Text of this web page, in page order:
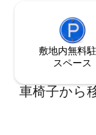
敷地内無料
ス⁠ペ⁠ー⁠ス
車椅子から